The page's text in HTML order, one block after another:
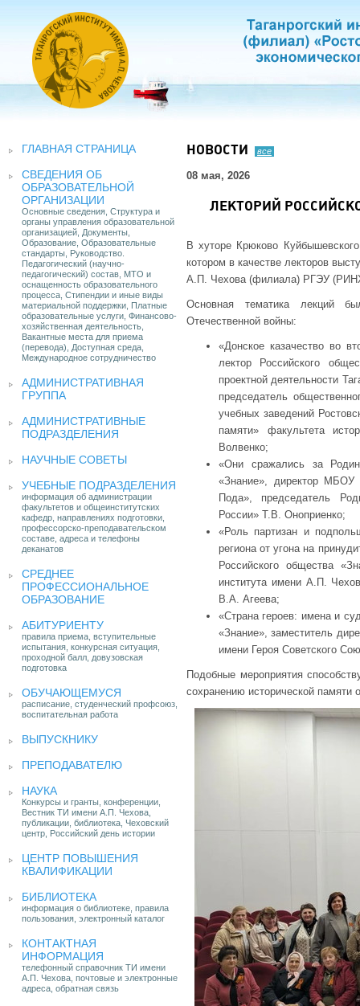
ГЛАВНАЯ СТРАНИЦА
СВЕДЕНИЯ ОБ
ОБРАЗОВАТЕЛЬНОЙ
ОРГАНИЗАЦИИ
Основные сведения, Структура и
органы управления образовательной
организацией, Документы,
Образование, Образовательные
стандарты, Руководство.
Педагогический (научно-
педагогический) состав, МТО и
оснащенность образовательного
процесса, Стипендии и иные виды
материальной поддержки, Платные
образовательные услуги, Финансово-
хозяйственная деятельность,
Вакантные места для приема
(перевода), Доступная среда,
Международное сотрудничество
АДМИНИСТРАТИВНАЯ
ГРУППА
АДМИНИСТРАТИВНЫЕ
ПОДРАЗДЕЛЕНИЯ
НАУЧНЫЕ СОВЕТЫ
УЧЕБНЫЕ ПОДРАЗДЕЛЕНИЯ
информация об администрации
факультетов и общеинститутских
кафедр, направлениях подготовки,
профессорско-преподавательском
составе, адреса и телефоны
деканатов
СРЕДНЕЕ
ПРОФЕССИОНАЛЬНОЕ
ОБРАЗОВАНИЕ
АБИТУРИЕНТУ
правила приема, вступительные
испытания, конкурсная ситуация,
проходной балл, довузовская
подготовка
ОБУЧАЮЩЕМУСЯ
расписание, студенческий профсоюз,
воспитательная работа
ВЫПУСКНИКУ
ПРЕПОДАВАТЕЛЮ
НАУКА
Конкурсы и гранты, конференции,
Вестник ТИ имени А.П. Чехова,
публикации, библиотека, Чеховский
центр, Российский день истории
ЦЕНТР ПОВЫШЕНИЯ
КВАЛИФИКАЦИИ
БИБЛИОТЕКА
информация о библиотеке, правила
пользования, электронный каталог
КОНТАКТНАЯ
ИНФОРМАЦИЯ
телефонный справочник ТИ имени
А.П. Чехова, почтовые и электронные
адреса, обратная связь
НОВОСТИ все
08 мая, 2026
ЛЕКТОРИЙ
В хуторе Крюково
котором в качестве лекторов
А.П. Чехова (филиала) РГЭУ
Основная тематика лекций
Отечественной войны:
«Донское казачество во
лектор Российского
проектной деятельности
председатель
учебных заведений
памяти» факультета
Волвенко;
«Они сражались за
«Знание», директор
Пода», председатель
России» Т.В. Оноприенко;
«Роль партизан и
региона от угона на
Российского общества
института имени А.П.
В.А. Агеева;
«Страна героев: имена и
«Знание», заместитель
имени Героя Советского
Подобные мероприятия
сохранению исторической памяти